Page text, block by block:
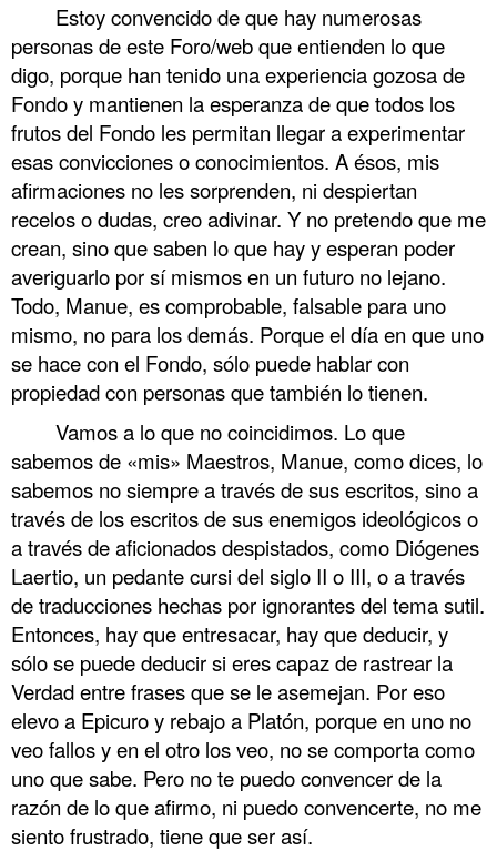
Estoy convencido de que hay numerosas
personas de este Foro/web que entienden lo que
digo, porque han tenido una experiencia gozosa de
Fondo y mantienen la esperanza de que todos los
frutos del Fondo les permitan llegar a experimentar
esas convicciones o conocimientos. A ésos, mis
afirmaciones no les sorprenden, ni despiertan
recelos o dudas, creo adivinar. Y no pretendo que me
crean, sino que saben lo que hay y esperan poder
averiguarlo por sí mismos en un futuro no lejano.
Todo, Manue, es comprobable, falsable para uno
mismo, no para los demás. Porque el día en que uno
se hace con el Fondo, sólo puede hablar con
propiedad con personas que también lo tienen.
Vamos a lo que no coincidimos. Lo que
sabemos de «mis» Maestros, Manue, como dices, lo
sabemos no siempre a través de sus escritos, sino a
través de los escritos de sus enemigos ideológicos o
a través de aficionados despistados, como Diógenes
Laertio, un pedante cursi del siglo II o III, o a través
de traducciones hechas por ignorantes del tema sutil.
Entonces, hay que entresacar, hay que deducir, y
sólo se puede deducir si eres capaz de rastrear la
Verdad entre frases que se le asemejan. Por eso
elevo a Epicuro y rebajo a Platón, porque en uno no
veo fallos y en el otro los veo, no se comporta como
uno que sabe. Pero no te puedo convencer de la
razón de lo que afirmo, ni puedo convencerte, no me
siento frustrado, tiene que ser así.